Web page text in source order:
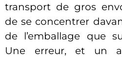
transport de gros
de se concentrer
de l’emballage que
Une erreur, et un